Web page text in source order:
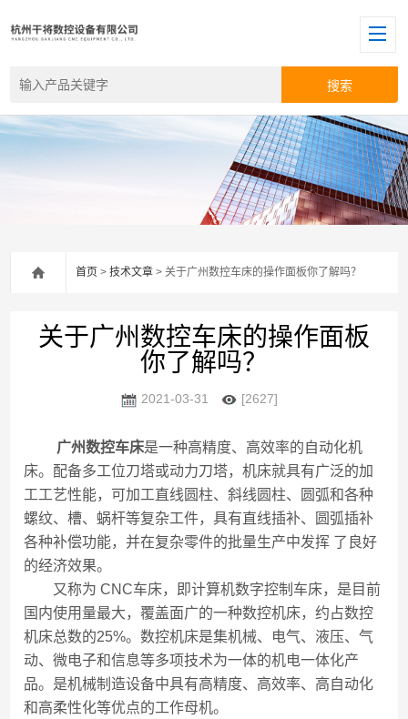
首页 >技术文章 > 关于广州数控车床的操作面板你了解吗？
关于广州数控车床的操作面板
你了解吗？
2021-03-31 [2627]
广州数控车床是一种高精度、高效率的自动化机
床。配备多工位刀塔或动力刀塔，机床就具有广泛的加
工工艺性能，可加工直线圆柱、斜线圆柱、圆弧和各种
螺纹、槽、蜗杆等复杂工件，具有直线插补、圆弧插补
各种补偿功能，并在复杂零件的批量生产中发挥 了良好
的经济效果。
又称为 CNC车床，即计算机数字控制车床，是目前
国内使用量最大，覆盖面广的一种数控机床，约占数控
机床总数的25%。数控机床是集机械、电气、液压、气
动、微电子和信息等多项技术为一体的机电一体化产
品。是机械制造设备中具有高精度、高效率、高自动化
和高柔性化等优点的工作母机。